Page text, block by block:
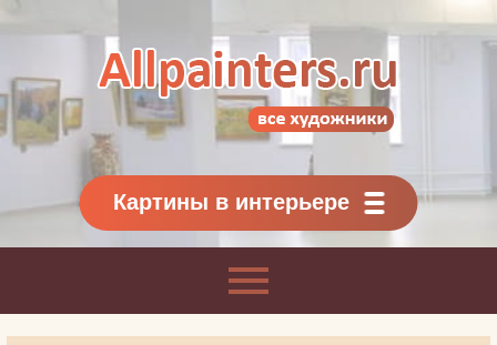
Картины классиков
и современников
Картины в интерьере